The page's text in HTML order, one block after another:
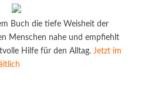
Buch die tiefe Weisheit der
Menschen nahe und empfiehlt
Hilfe für den Alltag. Jetzt im